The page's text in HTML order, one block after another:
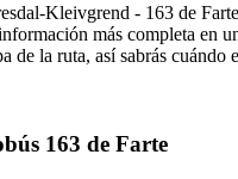
Kleivgrend - 163 de
más completa en
de la ruta, así sabrás cuándo
163 de Farte